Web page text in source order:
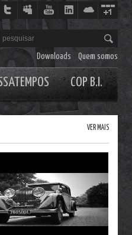
Downloads Quem somos
COP B.I.
VER MAIS